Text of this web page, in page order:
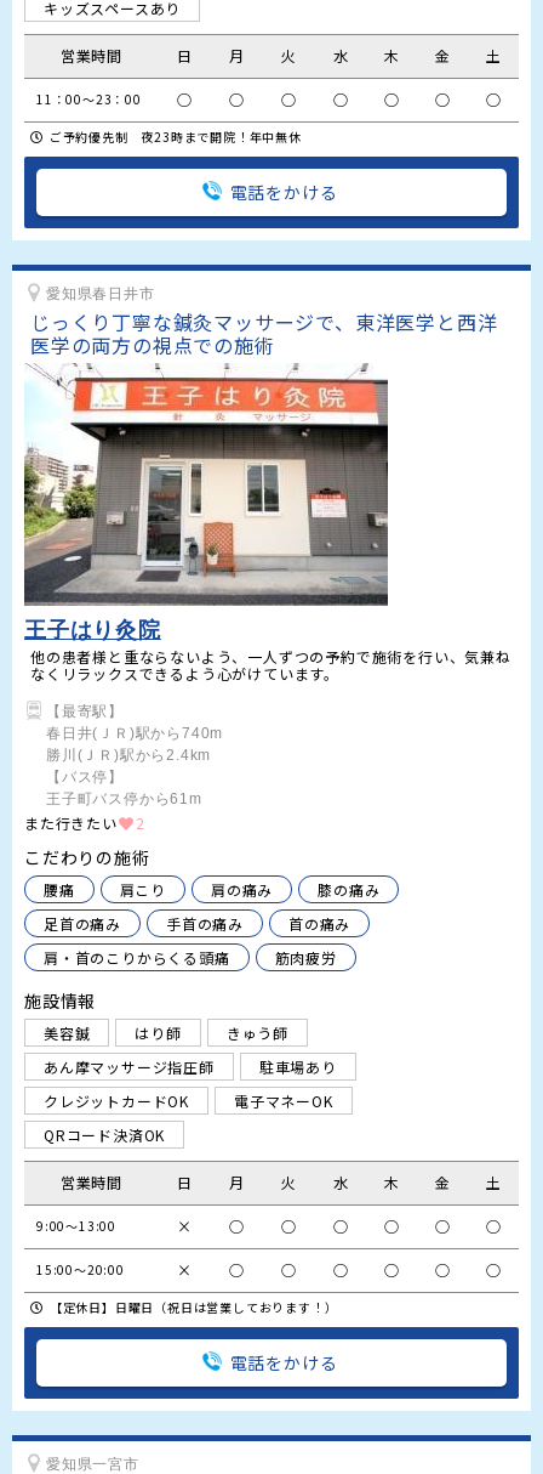
キッズスペースあり
営業時間 日 月 火 水 木 金 土
11：00～23：00 ○ ○ ○ ○ ○ ○ ○
ご予約優先制 夜23時まで開院！年中無休
電話をかける
愛知県春日井市
じっくり丁寧な鍼灸マッサージで、東洋医学と西洋
医学の両方の視点での施術
王子はり灸院
他の患者様と重ならないよう、一人ずつの予約で施術を行い、気兼ね
なくリラックスできるよう心がけています。
【最寄駅】
春日井(ＪＲ)駅から740m
勝川(ＪＲ)駅から2.4km
【バス停】
王子町バス停から61m
また行きたい 2
こだわりの施術
腰痛 肩こり 肩の痛み
膝の痛み
足首の痛み
手首の痛み
首の痛み
肩・首のこりからくる頭痛
筋肉疲労
施設情報
美容鍼 はり師
きゅう師
あん摩マッサージ指圧師
駐車場あり
クレジットカードOK
電子マネーOK
QRコード決済OK
営業時間 日 月 火 水 木 金 土
9:00～13:00 × ○ ○ ○ ○ ○ ○
15:00～20:00 × ○ ○ ○ ○ ○ ○
【定休日】日曜日（祝日は営業しております！）
電話をかける
愛知県一宮市